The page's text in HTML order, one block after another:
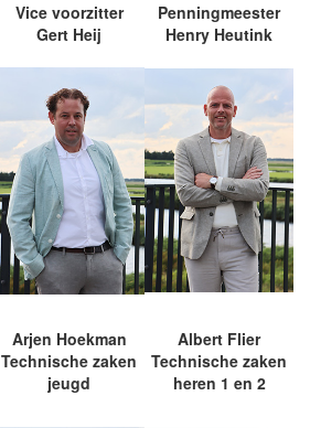
Vice voorzitter
Gert Heij
Penningmeester
Henry Heutink
Arjen Hoekman
Technische zaken
jeugd
Albert Flier
Technische zaken
heren 1 en 2